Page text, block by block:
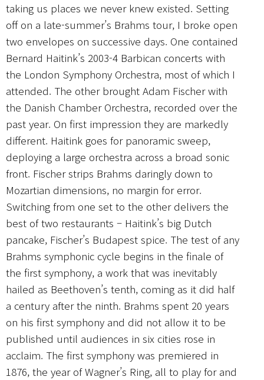
taking us places we never knew existed. Setting
off on a late-summer’s Brahms tour, I broke open
two envelopes on successive days. One contained
Bernard Haitink’s 2003-4 Barbican concerts with
the London Symphony Orchestra, most of which I
attended. The other brought Adam Fischer with
the Danish Chamber Orchestra, recorded over the
past year. On first impression they are markedly
different. Haitink goes for panoramic sweep,
deploying a large orchestra across a broad sonic
front. Fischer strips Brahms daringly down to
Mozartian dimensions, no margin for error.
Switching from one set to the other delivers the
best of two restaurants – Haitink’s big Dutch
pancake, Fischer’s Budapest spice. The test of any
Brahms symphonic cycle begins in the finale of
the first symphony, a work that was inevitably
hailed as Beethoven’s tenth, coming as it did half
a century after the ninth. Brahms spent 20 years
on his first symphony and did not allow it to be
published until audiences in six cities rose in
acclaim. The first symphony was premiered in
1876, the year of Wagner’s Ring, all to play for and